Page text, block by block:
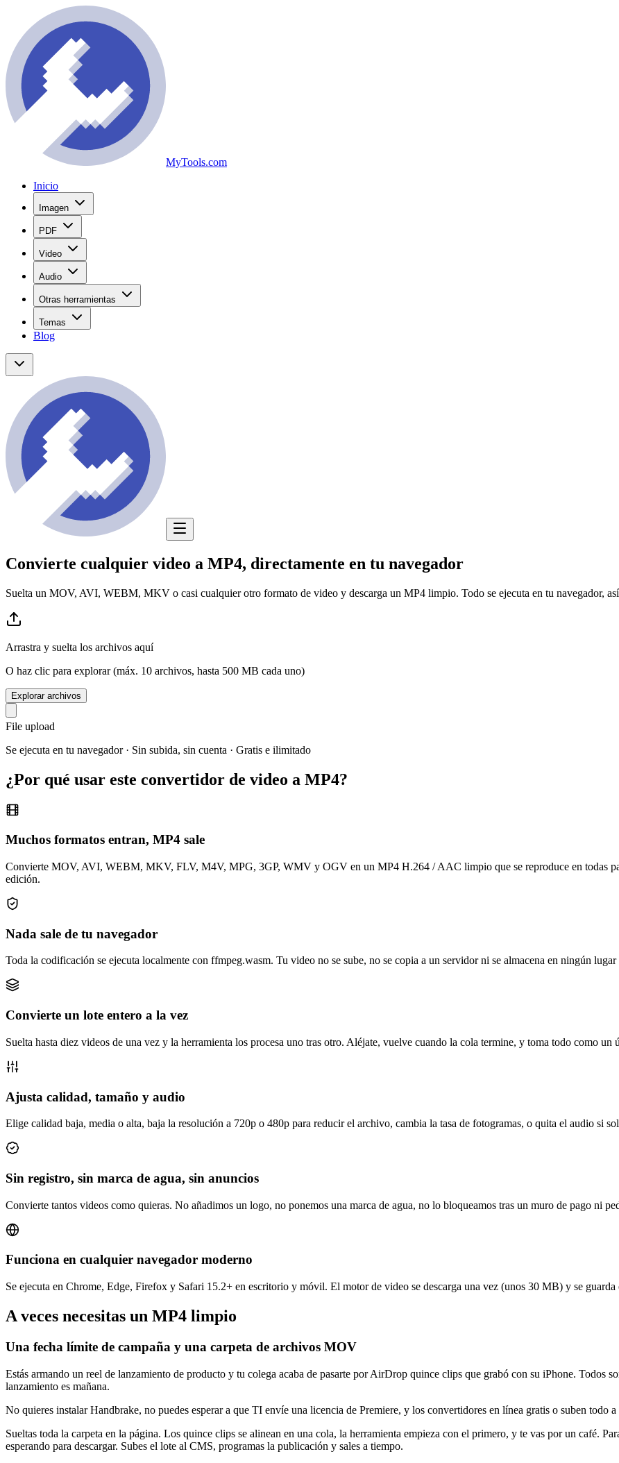
MyTools.com
Inicio
Imagen
PDF
Video
Audio
Otras herramientas
Temas
Blog
Convierte cualquier video a MP4, directamente en tu navegador
Suelta un MOV, AVI, WEBM, MKV o casi cualquier otro formato de video y descarga un MP4 limpio. Todo se ejecuta en tu navegador, así
Arrastra y suelta los archivos aquí
O haz clic para explorar (máx. 10 archivos, hasta 500 MB cada uno)
Explorar archivos
File upload
Se ejecuta en tu navegador · Sin subida, sin cuenta · Gratis e ilimitado
¿Por qué usar este convertidor de video a MP4?
Muchos formatos entran, MP4 sale
Convierte MOV, AVI, WEBM, MKV, FLV, M4V, MPG, 3GP, WMV y OGV en un MP4 H.264 / AAC limpio que se reproduce en todas
edición.
Nada sale de tu navegador
Toda la codificación se ejecuta localmente con ffmpeg.wasm. Tu video no se sube, no se copia a un servidor ni se almacena en ningún
Convierte un lote entero a la vez
Suelta hasta diez videos de una vez y la herramienta los procesa uno tras otro. Aléjate, vuelve cuando la cola termine, y toma todo como un
Ajusta calidad, tamaño y audio
Elige calidad baja, media o alta, baja la resolución a 720p o 480p para reducir el archivo, cambia la tasa de fotogramas, o quita el audio si
Sin registro, sin marca de agua, sin anuncios
Convierte tantos videos como quieras. No añadimos un logo, no ponemos una marca de agua, no lo bloqueamos tras un muro de pago ni
Funciona en cualquier navegador moderno
Se ejecuta en Chrome, Edge, Firefox y Safari 15.2+ en escritorio y móvil. El motor de video se descarga una vez (unos 30 MB) y se
A veces necesitas un MP4 limpio
Una fecha límite de campaña y una carpeta de archivos MOV
Estás armando un reel de lanzamiento de producto y tu colega acaba de pasarte por AirDrop quince clips que grabó con su iPhone. Todos
lanzamiento es mañana.
No quieres instalar Handbrake, no puedes esperar a que TI envíe una licencia de Premiere, y los convertidores en línea gratis o suben todo
Sueltas toda la carpeta en la página. Los quince clips se alinean en una cola, la herramienta empieza con el primero, y te vas por un café.
esperando para descargar. Subes el lote al CMS, programas la publicación y sales a tiempo.